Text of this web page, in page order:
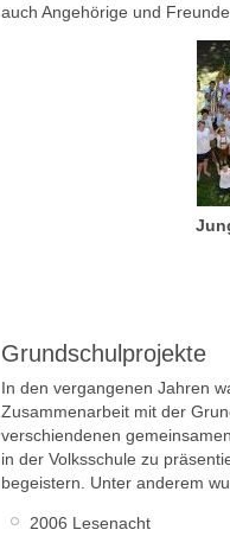
auch Angehörige und
Grundschulprojekte
In den vergangenen Jahren
Zusammenarbeit mit der
verschiendenen
in der Volksschule zu
begeistern. Unter anderem
2006 Lesenacht